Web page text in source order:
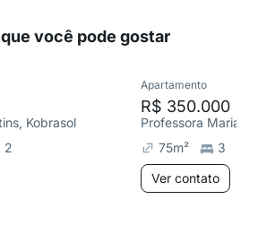
você pode gostar
Kobrasol
2
Apartamento
R$ 350.000
75m² 3
Ver contato